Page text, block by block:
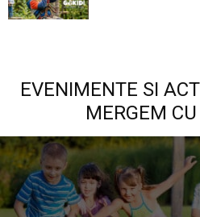
EVENIMENTE SI
MERGEM